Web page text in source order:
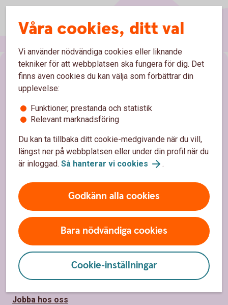
Våra cookies, ditt val
Vi använder nödvändiga cookies eller liknande
tekniker för att webbplatsen ska fungera för dig. Det
finns även cookies du kan välja som förbättrar din
upplevelse:
Funktioner, prestanda och statistik
Relevant marknadsföring
Du kan ta tillbaka ditt cookie-medgivande när du vill,
längst ner på webbplatsen eller under din profil när du
är inloggad. Så hanterar vi cookies .
Godkänn alla cookies
Bara nödvändiga cookies
Cookie-inställningar
Sidfot
Hitta snabbt
Spärrhjälp
Hitta bankkontor
Bli kund
Om oss
Om Sparbanken Tranemo
Samhällsengagemang
Hållbarhet
Jobba hos oss